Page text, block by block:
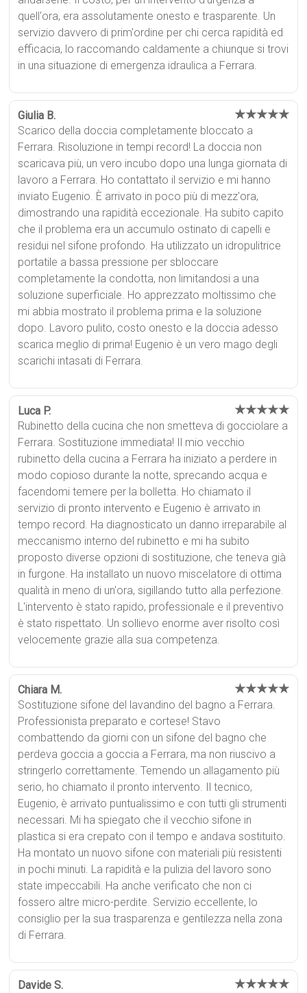
quell'ora, era assolutamente onesto e trasparente. Un
servizio davvero di prim'ordine per chi cerca rapidità ed
efficacia, lo raccomando caldamente a chiunque si trovi
in una situazione di emergenza idraulica a Ferrara.
Giulia B. ★★★★★
Scarico della doccia completamente bloccato a
Ferrara. Risoluzione in tempi record! La doccia non
scaricava più, un vero incubo dopo una lunga giornata di
lavoro a Ferrara. Ho contattato il servizio e mi hanno
inviato Eugenio. È arrivato in poco più di mezz'ora,
dimostrando una rapidità eccezionale. Ha subito capito
che il problema era un accumulo ostinato di capelli e
residui nel sifone profondo. Ha utilizzato un idropulitrice
portatile a bassa pressione per sbloccare
completamente la condotta, non limitandosi a una
soluzione superficiale. Ho apprezzato moltissimo che
mi abbia mostrato il problema prima e la soluzione
dopo. Lavoro pulito, costo onesto e la doccia adesso
scarica meglio di prima! Eugenio è un vero mago degli
scarichi intasati di Ferrara.
Luca P. ★★★★★
Rubinetto della cucina che non smetteva di gocciolare a
Ferrara. Sostituzione immediata! Il mio vecchio
rubinetto della cucina a Ferrara ha iniziato a perdere in
modo copioso durante la notte, sprecando acqua e
facendomi temere per la bolletta. Ho chiamato il
servizio di pronto intervento e Eugenio è arrivato in
tempo record. Ha diagnosticato un danno irreparabile al
meccanismo interno del rubinetto e mi ha subito
proposto diverse opzioni di sostituzione, che teneva già
in furgone. Ha installato un nuovo miscelatore di ottima
qualità in meno di un'ora, sigillando tutto alla perfezione.
L'intervento è stato rapido, professionale e il preventivo
è stato rispettato. Un sollievo enorme aver risolto così
velocemente grazie alla sua competenza.
Chiara M. ★★★★★
Sostituzione sifone del lavandino del bagno a Ferrara.
Professionista preparato e cortese! Stavo
combattendo da giorni con un sifone del bagno che
perdeva goccia a goccia a Ferrara, ma non riuscivo a
stringerlo correttamente. Temendo un allagamento più
serio, ho chiamato il pronto intervento. Il tecnico,
Eugenio, è arrivato puntualissimo e con tutti gli strumenti
necessari. Mi ha spiegato che il vecchio sifone in
plastica si era crepato con il tempo e andava sostituito.
Ha montato un nuovo sifone con materiali più resistenti
in pochi minuti. La rapidità e la pulizia del lavoro sono
state impeccabili. Ha anche verificato che non ci
fossero altre micro-perdite. Servizio eccellente, lo
consiglio per la sua trasparenza e gentilezza nella zona
di Ferrara.
Davide S. ★★★★★